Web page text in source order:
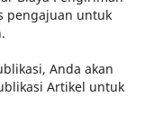
pengajuan untuk
Anda akan
Artikel untuk